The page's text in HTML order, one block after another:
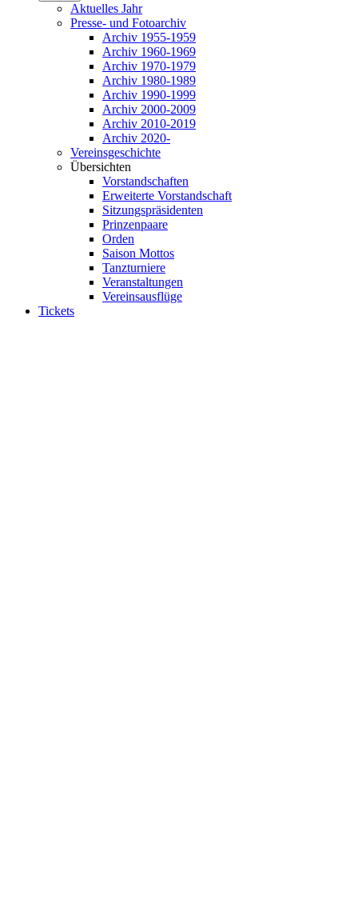
Aktuelles Jahr
Presse- und Fotoarchiv
Archiv 1955-1959
Archiv 1960-1969
Archiv 1970-1979
Archiv 1980-1989
Archiv 1990-1999
Archiv 2000-2009
Archiv 2010-2019
Archiv 2020-
Vereinsgeschichte
Übersichten
Vorstandschaften
Erweiterte Vorstandschaft
Sitzungspräsidenten
Prinzenpaare
Orden
Saison Mottos
Tanzturniere
Veranstaltungen
Vereinsausflüge
Tickets